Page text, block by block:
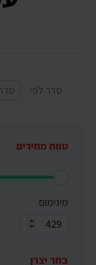
סדר לפי
טווח מחירים
מינימום
בחר יצרן